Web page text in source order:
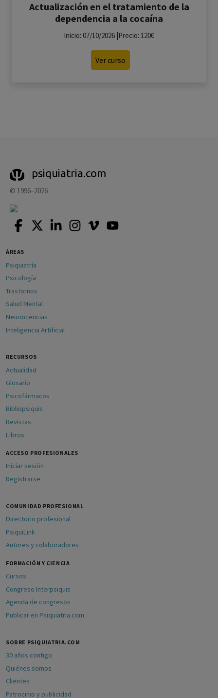
Actualización en el tratamiento de la
dependencia a la cocaína
Inicio: 07/10/2026 |Precio: 120€
Ver curso
psiquiatria.com
© 1996–2026
ÁREAS
Psiquiatría
Psicología
Trastornos
Salud Mental
Neurociencias
Inteligencia Artificial
RECURSOS
Actualidad
Glosario
Psicofármacos
Bibliopsiquis
Revistas
Libros
ACCESO PROFESIONALES
Iniciar sesión
Registrarse
COMUNIDAD PROFESIONAL
Directorio profesional
PsiquiLink
Autores y colaboradores
FORMACIÓN Y CIENCIA
Cursos
Congreso Interpsiquis
Agenda de congresos
Publicar en Psiquiatria.com
SOBRE PSIQUIATRIA.COM
30 años contigo
Quiénes somos
Clientes
Patrocinio y publicidad